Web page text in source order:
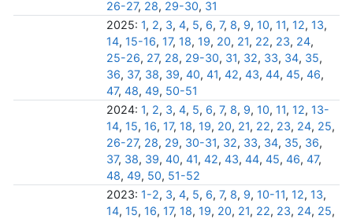
26-27, 28, 29-30, 31
2025: 1, 2, 3, 4, 5, 6, 7, 8, 9, 10, 11, 12, 13,
14, 15-16, 17, 18, 19, 20, 21, 22, 23, 24,
25-26, 27, 28, 29-30, 31, 32, 33, 34, 35,
36, 37, 38, 39, 40, 41, 42, 43, 44, 45, 46,
47, 48, 49, 50-51
2024: 1, 2, 3, 4, 5, 6, 7, 8, 9, 10, 11, 12, 13-
14, 15, 16, 17, 18, 19, 20, 21, 22, 23, 24, 25,
26-27, 28, 29, 30-31, 32, 33, 34, 35, 36,
37, 38, 39, 40, 41, 42, 43, 44, 45, 46, 47,
48, 49, 50, 51-52
2023: 1-2, 3, 4, 5, 6, 7, 8, 9, 10-11, 12, 13,
14, 15, 16, 17, 18, 19, 20, 21, 22, 23, 24, 25,